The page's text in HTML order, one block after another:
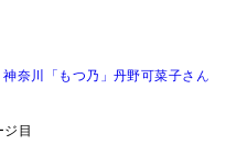
神奈川「もつ乃」丹野可菜子さ
ジ目